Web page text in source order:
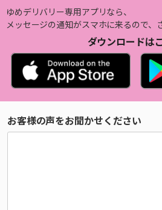
ゆめデリバリー専用アプリなら、
メッセージの通知がスマホに来るので、
ダウンロードは
お客様の声をお聞かせください